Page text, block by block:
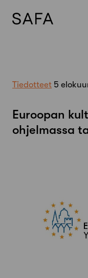
Tiedotteet 5
Euroopan
ohjelmassa